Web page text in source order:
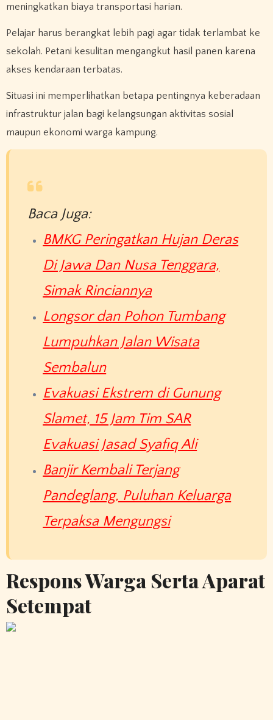
meningkatkan biaya transportasi harian.
Pelajar harus berangkat lebih pagi agar tidak terlambat ke
sekolah. Petani kesulitan mengangkut hasil panen karena
akses kendaraan terbatas.
Situasi ini memperlihatkan betapa pentingnya keberadaan
infrastruktur jalan bagi kelangsungan aktivitas sosial
maupun ekonomi warga kampung.
Baca Juga:
BMKG Peringatkan Hujan Deras
Di Jawa Dan Nusa Tenggara,
Simak Rinciannya
Longsor dan Pohon Tumbang
Lumpuhkan Jalan Wisata
Sembalun
Evakuasi Ekstrem di Gunung
Slamet, 15 Jam Tim SAR
Evakuasi Jasad Syafiq Ali
Banjir Kembali Terjang
Pandeglang, Puluhan Keluarga
Terpaksa Mengungsi
Respons Warga Serta Aparat
Setempat